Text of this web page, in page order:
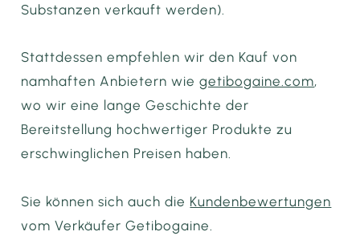
Substanzen verkauft werden).
Stattdessen empfehlen wir den Kauf von
namhaften Anbietern wiegetibogaine.com,
wo wir eine lange Geschichte der
Bereitstellung hochwertiger Produkte zu
erschwinglichen Preisen haben.
Sie können sich auch die Kundenbewertungen
vom Verkäufer Getibogaine.